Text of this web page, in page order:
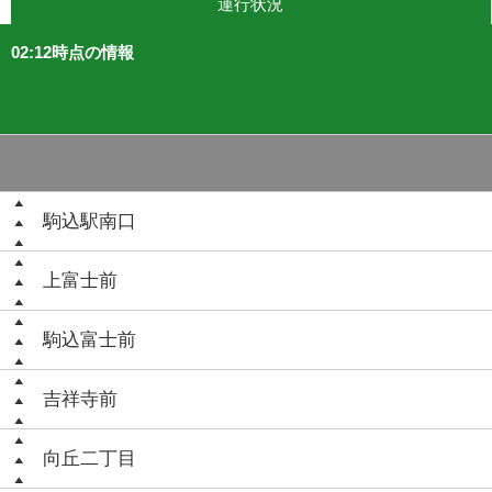
運行状況
02:12時点の情報
駒込駅南口
上富士前
駒込富士前
吉祥寺前
向丘二丁目